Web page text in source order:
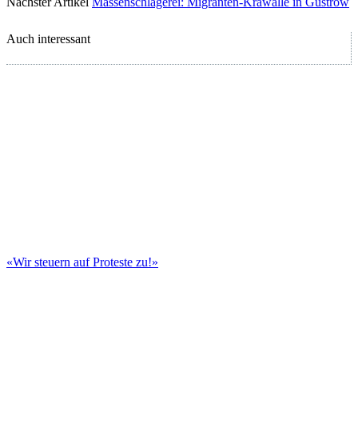
Auch interessant
«Wir steuern auf Proteste zu!»